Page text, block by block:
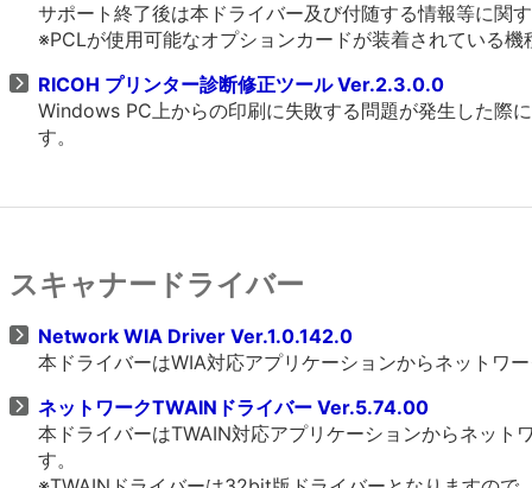
サポート終了後は本ドライバー及び付随する情報等に関
※PCLが使用可能なオプションカードが装着されている
RICOH プリンター診断修正ツール Ver.2.3.0.0
Windows PC上からの印刷に失敗する問題が発生した際
す。
スキャナードライバー
Network WIA Driver Ver.1.0.142.0
本ドライバーはWIA対応アプリケーションからネットワ
ネットワークTWAINドライバー Ver.5.74.00
本ドライバーはTWAIN対応アプリケーションからネッ
す。